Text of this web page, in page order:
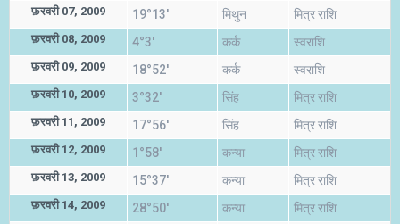
फ़रवरी 07, 2009 19°13' मिथुन मित्र राशि
फ़रवरी 08, 2009 4°3' कर्क स्वराशि
फ़रवरी 09, 2009 18°52' कर्क स्वराशि
फ़रवरी 10, 2009 3°32' सिंह मित्र राशि
फ़रवरी 11, 2009 17°56' सिंह मित्र राशि
फ़रवरी 12, 2009 1°58' कन्या मित्र राशि
फ़रवरी 13, 2009 15°37' कन्या मित्र राशि
फ़रवरी 14, 2009 28°50' कन्या मित्र राशि